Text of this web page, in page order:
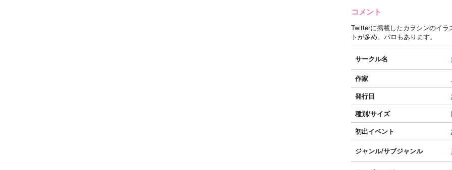
コメント
Twitterに掲載したカヲシンのイ
トが多め。パロもあります。
サークル名
作家
発行日
種別/サイズ
初出イベント
ジャンル/サブジャンル